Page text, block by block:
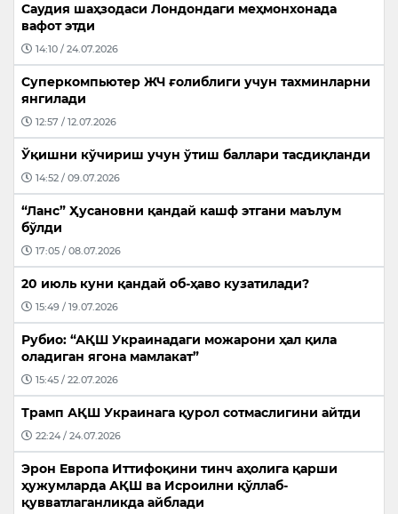
Саудия шаҳзодаси Лондондаги меҳмонхонада
вафот этди
14:10 / 24.07.2026
Суперкомпьютер ЖЧ ғолиблиги учун тахминларни
янгилади
12:57 / 12.07.2026
Ўқишни кўчириш учун ўтиш баллари тасдиқланди
14:52 / 09.07.2026
“Ланс” Ҳусановни қандай кашф этгани маълум
бўлди
17:05 / 08.07.2026
20 июль куни қандай об-ҳаво кузатилади?
15:49 / 19.07.2026
Рубио: “АҚШ Украинадаги можарони ҳал қила
оладиган ягона мамлакат”
15:45 / 22.07.2026
Трамп АҚШ Украинага қурол сотмаслигини айтди
22:24 / 24.07.2026
Эрон Европа Иттифоқини тинч аҳолига қарши
ҳужумларда АҚШ ва Исроилни қўллаб-
қувватлаганликда айблади